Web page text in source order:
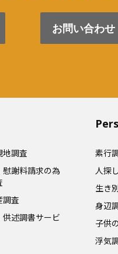
お問い合わせ
地調査
慰謝料請求の為
調査
供述調書サービ
素行
人探し
生き
身辺
子供
浮気